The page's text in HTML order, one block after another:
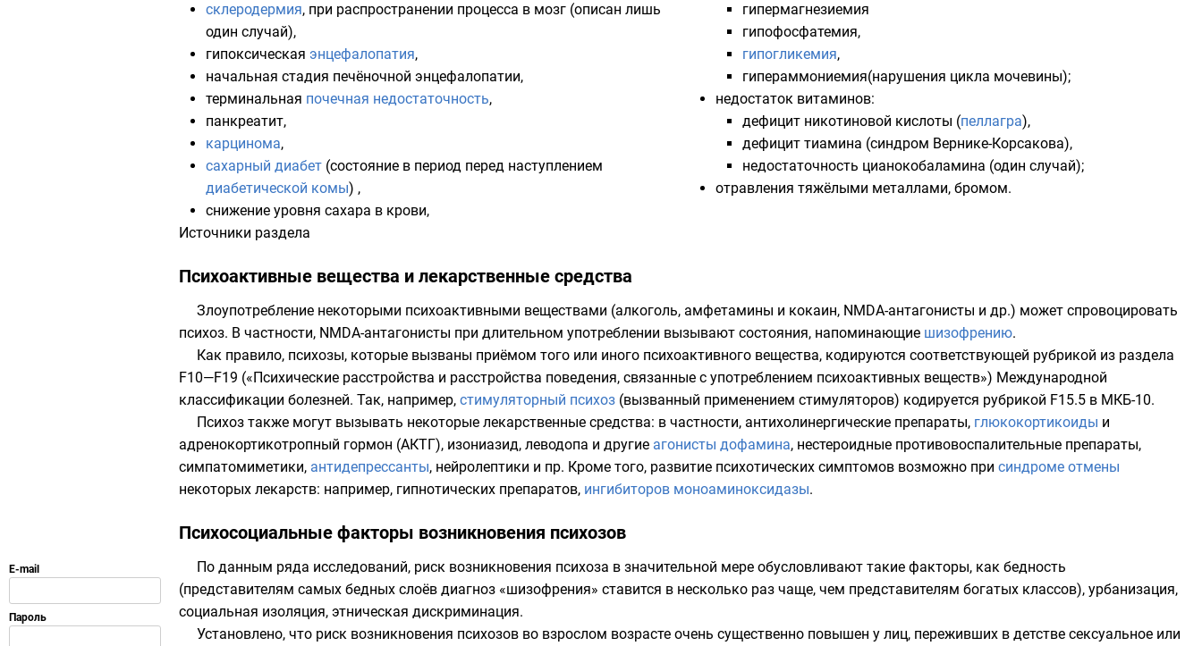
склеродермия, при распространении процесса в мозг (описан лишь
один случай),
гипоксическая энцефалопатия,
начальная стадия печёночной энцефалопатии,
терминальная почечная недостаточность,
панкреатит,
карцинома,
сахарный диабет (состояние в период перед наступлением
диабетической комы) ,
снижение уровня сахара в крови,
гипермагнезиемия
гипофосфатемия,
гипогликемия,
гипераммониемия(нарушения цикла мочевины);
недостаток витаминов:
дефицит никотиновой кислоты (пеллагра),
дефицит тиамина (синдром Вернике-Корсакова),
недостаточность цианокобаламина (один случай);
отравления тяжёлыми металлами, бромом.
Источники раздела
Психоактивные вещества и лекарственные средства
Злоупотребление некоторыми психоактивными веществами (алкоголь, амфетамины и кокаин, NMDA-антагонисты и др.) может спровоцировать
психоз. В частности, NMDA-антагонисты при длительном употреблении вызывают состояния, напоминающие шизофрению.
Как правило, психозы, которые вызваны приёмом того или иного психоактивного вещества, кодируются соответствующей рубрикой из раздела
F10—F19 («Психические расстройства и расстройства поведения, связанные с употреблением психоактивных веществ») Международной
классификации болезней. Так, например, стимуляторный психоз (вызванный применением стимуляторов) кодируется рубрикой F15.5 в МКБ-10.
Психоз также могут вызывать некоторые лекарственные средства: в частности, антихолинергические препараты, глюкокортикоиды и
адренокортикотропный гормон (АКТГ), изониазид, леводопа и другие агонисты дофамина, нестероидные противовоспалительные препараты,
симпатомиметики, антидепрессанты, нейролептики и пр. Кроме того, развитие психотических симптомов возможно при синдроме отмены
некоторых лекарств: например, гипнотических препаратов, ингибиторов моноаминоксидазы.
Психосоциальные факторы возникновения психозов
По данным ряда исследований, риск возникновения психоза в значительной мере обусловливают такие факторы, как бедность
(представителям самых бедных слоёв диагноз «шизофрения» ставится в несколько раз чаще, чем представителям богатых классов), урбанизация,
социальная изоляция, этническая дискриминация.
Установлено, что риск возникновения психозов во взрослом возрасте очень существенно повышен у лиц, переживших в детстве сексуальное или